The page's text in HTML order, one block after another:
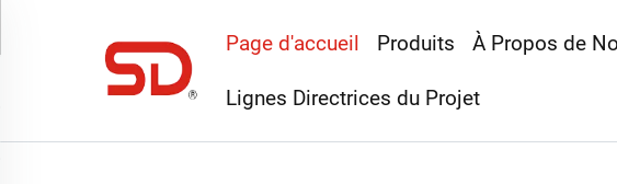
Page d'accueil Produits À Propos de
Lignes Directrices du Projet